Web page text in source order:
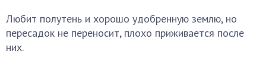
Любит полутень и хорошо удобренную землю, но
пересадок не переносит, плохо приживается после
них.